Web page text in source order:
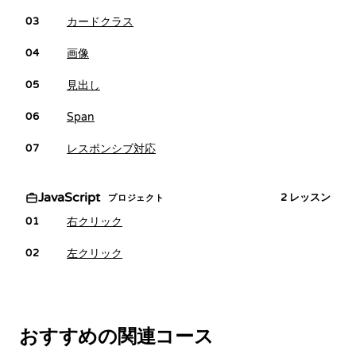
03 カードクラス
04 画像
05 見出し
06 Span
07 レスポンシブ対応
JavaScript プロジェクト 2 レッスン
01
右クリック
02 左クリック
おすすめの関連コース